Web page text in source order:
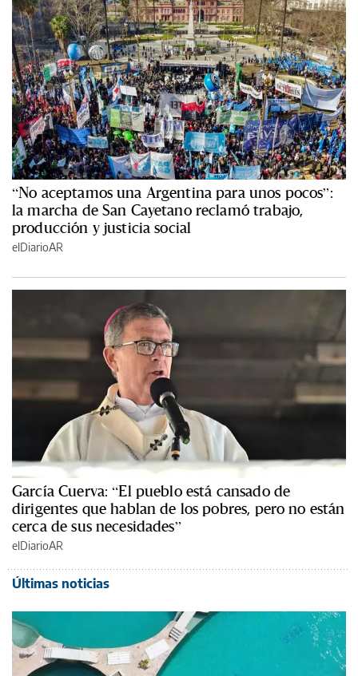
“No aceptamos una Argentina para unos pocos”:
la marcha de San Cayetano reclamó trabajo,
producción y justicia social
elDiarioAR
García Cuerva: “El pueblo está cansado de
dirigentes que hablan de los pobres, pero no están
cerca de sus necesidades”
elDiarioAR
Últimas noticias